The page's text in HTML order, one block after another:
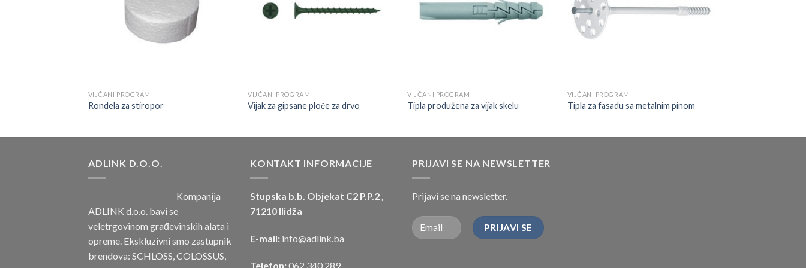
VIJČANI PROGRAM
Rondela za stiropor
VIJČANI PROGRAM
Vijak za gipsane ploče za drvo
VIJČANI PROGRAM
Tipla produžena za vijak skelu
VIJČANI PROGRAM
Tipla za fasadu sa metalnim pinom
ADLINK D.O.O.
Kompanija
ADLINK d.o.o. bavi se
veletrgovinom građevinskih alata i
opreme. Ekskluzivni smo zastupnik
brendova: SCHLOSS, COLOSSUS,
KONTAKT INFORMACIJE
Stupska b.b. Objekat C2 P.P.2 ,
71210 Ilidža
E-mail: info@adlink.ba
Telefon: 062 340 289
PRIJAVI SE NA NEWSLETTER
Prijavi se na newsletter.